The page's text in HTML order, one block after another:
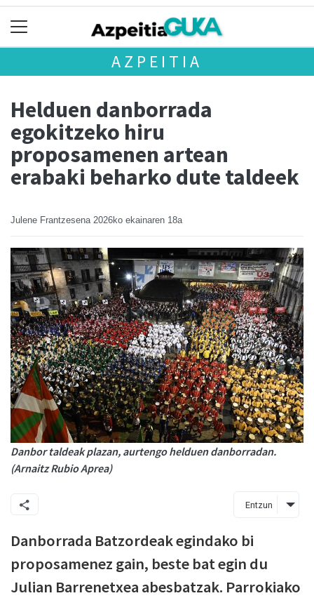
AZPEITIA
Helduen danborrada
egokitzeko hiru
proposamenen artean
erabaki beharko dute taldeek
Julene Frantzesena 2026ko ekainaren 18a
Danbor taldeak plazan, aurtengo helduen danborradan.
(Arnaitz Rubio Aprea)
Entzun
Danborrada Batzordeak egindako bi
proposamenez gain, beste bat egin du
Julian Barrenetxea abesbatzak. Parrokiako